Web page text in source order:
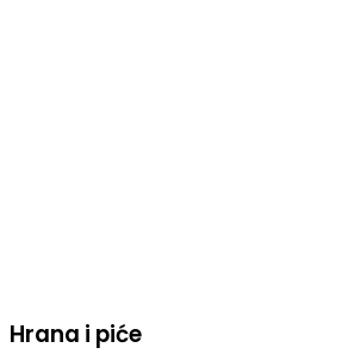
Hrana i piće